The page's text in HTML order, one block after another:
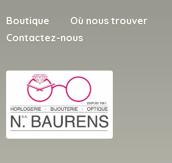
Boutique
Où nous trouver
Contactez-nous